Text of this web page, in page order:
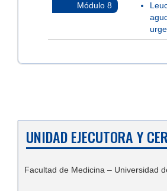
Módulo 8
UNIDAD EJECUTORA Y
Facultad de Medicina – Universidad